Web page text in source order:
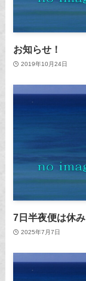
お知らせ！
2019年10月24日
7日半夜便は休み
2025年7月7日